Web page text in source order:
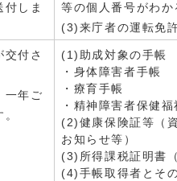
しま
等の個人番号がわか
(3)来庁者の運転免
付さ
一年ご
(1)助成対象の手帳
・身体障害者手帳
・療育手帳
・精神障害者保健
(2)健康保険証等（
お知らせ等）
(3)所得課税証明書
(4)手帳取得者とそ